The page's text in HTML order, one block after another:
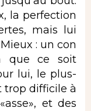
la perfection
mais lui
: un con
que ce soit
lui, le plus-
trop difficile à
et des